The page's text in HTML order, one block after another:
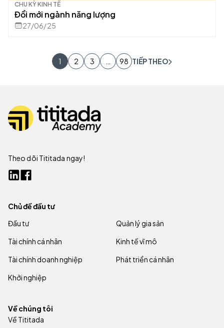
CHU KỲ KINH TẾ
Đổi mới ngành năng lượng
27/06/25
1 2 3 98 TIẾP THEO
Theo dõi Tititada ngay!
Chủ đề đầu tư
Đầu tư
Quản lý gia sản
Tài chính cá nhân
Kinh tế vĩ mô
Tài chính doanh nghiệp
Phát triển cá nhân
Khởi nghiệp
Về chúng tôi
Về Tititada